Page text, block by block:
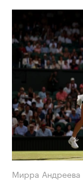
Мирра Андреева